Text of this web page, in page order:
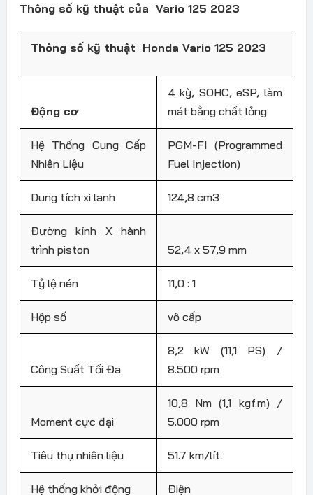
Thông số kỹ thuật của Vario 125 2023
Thông số kỹ thuật Honda Vario 125 2023
Động cơ
4 kỳ, SOHC, eSP, làm
mát bằng chất lỏng
Hệ Thống Cung Cấp
Nhiên Liệu
PGM-FI (Programmed
Fuel Injection)
Dung tích xi lanh 124,8 cm3
Đường kính X hành
trình piston
52,4 x 57,9 mm
Tỷ lệ nén 11,0 : 1
Hộp số vô cấp
Công Suất Tối Đa
8,2 kW (11,1 PS) /
8.500 rpm
Moment cực đại
10,8 Nm (1,1 kgf.m) /
5.000 rpm
Tiêu thụ nhiên liệu 51.7 km/lít
Hệ thống khởi động Điện